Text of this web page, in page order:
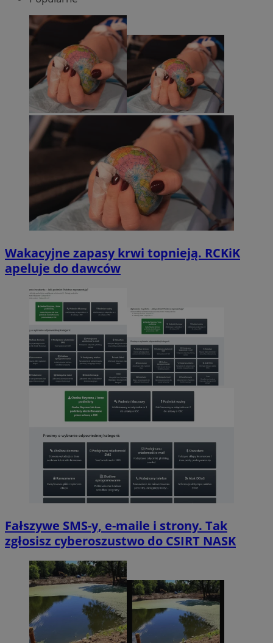
Wakacyjne zapasy krwi topnieją. RCKiK
apeluje do dawców
Fałszywe SMS-y, e-maile i strony. Tak
zgłosisz cyberoszustwo do CSIRT NASK